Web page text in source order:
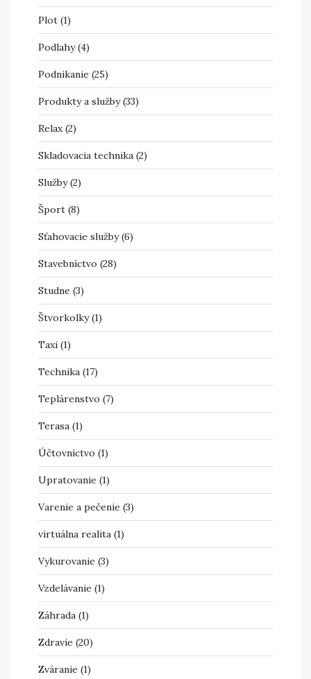
Plot (1)
Podlahy(4)
Podnikanie (25)
Produkty a služby(33)
Relax(2)
Skladovacia technika (2)
Služby(2)
Šport (8)
Sťahovacie služby(6)
Stavebníctvo (28)
Studne (3)
Štvorkolky(1)
Taxi (1)
Technika (17)
Teplárenstvo (7)
Terasa (1)
Účtovníctvo (1)
Upratovanie (1)
Varenie a pečenie (3)
virtuálna realita (1)
Vykurovanie (3)
Vzdelávanie (1)
Záhrada (1)
Zdravie (20)
Zváranie (1)